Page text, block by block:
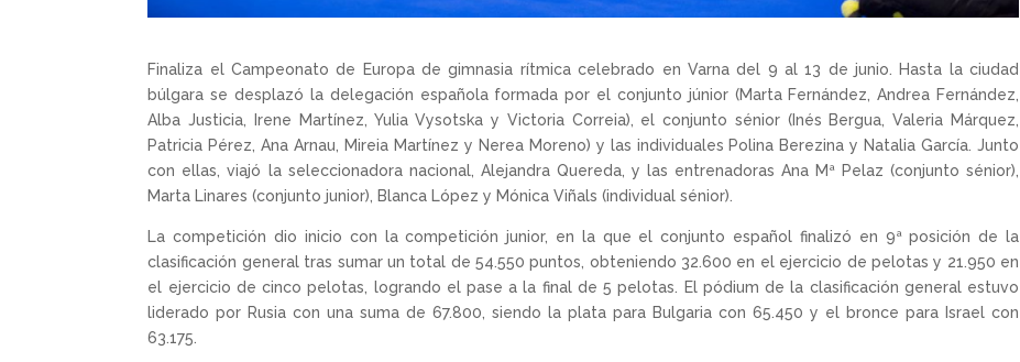
Finaliza el Campeonato de Europa de gimnasia rítmica celebrado en Varna del 9 al 13 de junio. Hasta la ciudad
búlgara se desplazó la delegación española formada por el conjunto júnior (Marta Fernández, Andrea Fernández,
Alba Justicia, Irene Martínez, Yulia Vysotska y Victoria Correia), el conjunto sénior (Inés Bergua, Valeria Márquez,
Patricia Pérez, Ana Arnau, Mireia Martínez y Nerea Moreno) y las individuales Polina Berezina y Natalia García. Junto
con ellas, viajó la seleccionadora nacional, Alejandra Quereda, y las entrenadoras Ana Mª Pelaz (conjunto sénior),
Marta Linares (conjunto junior), Blanca López y Mónica Viñals (individual sénior).
La competición dio inicio con la competición junior, en la que el conjunto español finalizó en 9ª posición de la
clasificación general tras sumar un total de 54.550 puntos, obteniendo 32.600 en el ejercicio de pelotas y 21.950 en
el ejercicio de cinco pelotas, logrando el pase a la final de 5 pelotas. El pódium de la clasificación general estuvo
liderado por Rusia con una suma de 67.800, siendo la plata para Bulgaria con 65.450 y el bronce para Israel con
63.175.